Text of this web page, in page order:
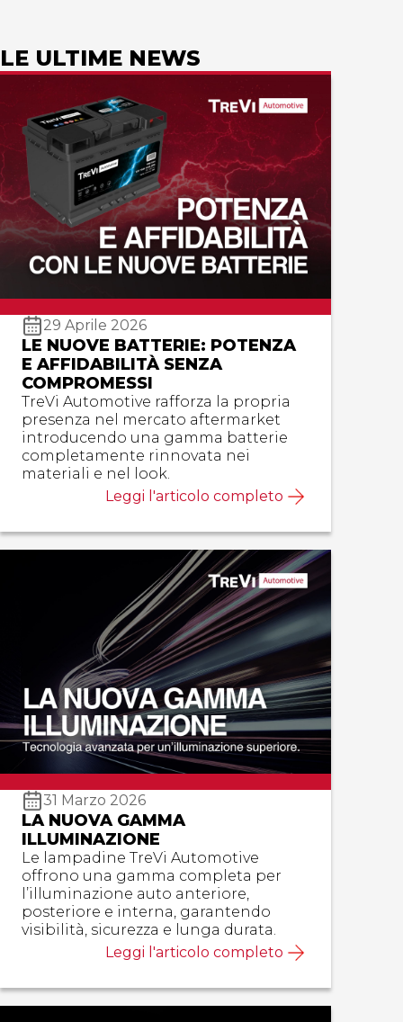
LE ULTIME NEWS
29 Aprile 2026
LE NUOVE BATTERIE: POTENZA
E AFFIDABILITÀ SENZA
COMPROMESSI
TreVi Automotive rafforza la propria
presenza nel mercato aftermarket
introducendo una gamma batterie
completamente rinnovata nei
materiali e nel look.
Leggi l'articolo completo
31 Marzo 2026
LA NUOVA GAMMA
ILLUMINAZIONE
Le lampadine TreVi Automotive
offrono una gamma completa per
l’illuminazione auto anteriore,
posteriore e interna, garantendo
visibilità, sicurezza e lunga durata.
Leggi l'articolo completo